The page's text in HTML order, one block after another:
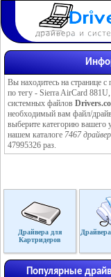
Вы находитесь на странице
по тегу - Sierra AirCard
системных файлов
необходимый вам файл/
выберите категорию вашего
нашем каталоге 7467
47995326 раз.
Драйвера для
Картридеров
Популярные